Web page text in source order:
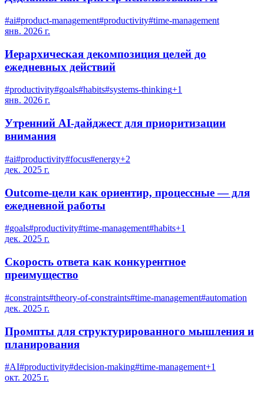
#ai#product-management#productivity#time-management
янв. 2026 г.
Иерархическая декомпозиция целей до
ежедневных действий
#productivity#goals#habits#systems-thinking+1
янв. 2026 г.
Утренний AI-дайджест для приоритизации
внимания
#ai#productivity#focus#energy+2
дек. 2025 г.
Outcome-цели как ориентир, процессные — для
ежедневной работы
#goals#productivity#time-management#habits+1
дек. 2025 г.
Скорость ответа как конкурентное
преимущество
#constraints#theory-of-constraints#time-management#automation
дек. 2025 г.
Промпты для структурированного мышления и
планирования
#AI#productivity#decision-making#time-management+1
окт. 2025 г.